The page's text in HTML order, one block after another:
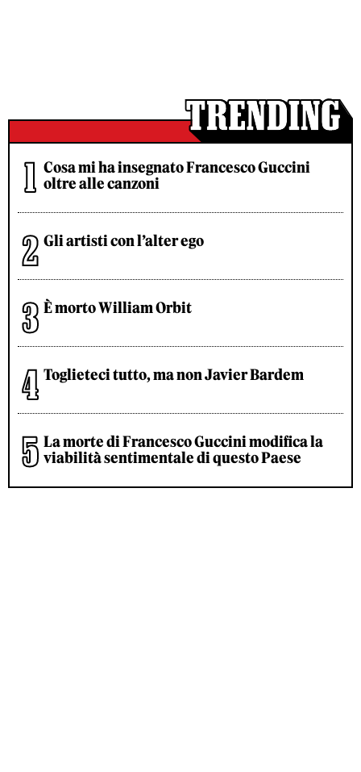
Cosa mi ha insegnato Francesco Guccini
oltre alle canzoni
Gli artisti con l’alter ego
È morto William Orbit
Toglieteci tutto, ma non Javier Bardem
La morte di Francesco Guccini modifica la
viabilità sentimentale di questo Paese